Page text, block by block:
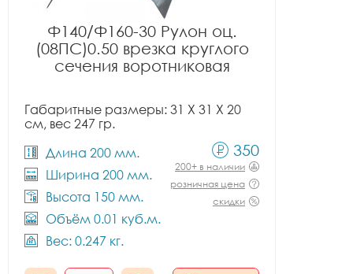
Ф140/Ф160-30 Рулон оц.
(08ПС)0.50 врезка круглого
сечения воротниковая
Габаритные размеры: 31 X 31 X 20
см, вес 247 гр.
Длина 200 мм.
Ширина 200 мм.
Высота 150 мм.
Объём 0.01 куб.м.
Вес: 0.247 кг.
350
200+ в наличии
розничная цена
скидки